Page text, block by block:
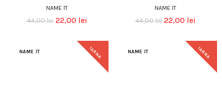
NAME IT
44,00lei 22,00 lei
NAME IT
44,00lei 22,00 lei
NAME IT IARNA NAME IT IARNA